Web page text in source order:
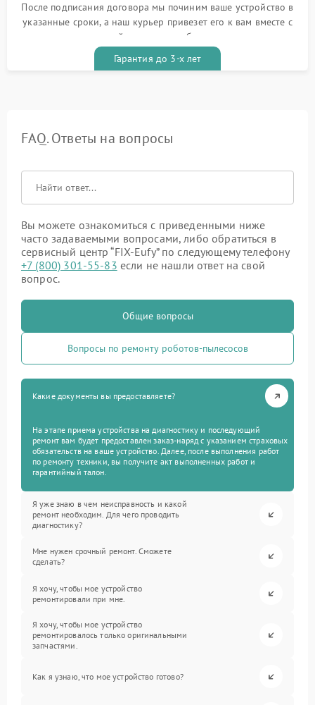
После подписания договора мы починим ваше устройство в
указанные сроки, а наш курьер привезет его к вам вместе с
гарантийным талоном бесплатно
Гарантия до 3-х лет
FAQ. Ответы на вопросы
Вы можете ознакомиться с приведенными ниже
часто задаваемыми вопросами, либо обратиться в
сервисный центр “FIX-Eufy” по следующему телефону
+7 (800) 301-55-83 если не нашли ответ на свой
вопрос.
Общие вопросы
Вопросы по ремонту роботов-пылесосов
Какие документы вы предоставляете?
На этапе приема устройства на диагностику и последующий
ремонт вам будет предоставлен заказ-наряд с указанием страховых
обязательств на ваше устройство. Далее, после выполнения работ
по ремонту техники, вы получите акт выполненных работ и
гарантийный талон.
Я уже знаю в чем неисправность и какой
ремонт необходим. Для чего проводить
диагностику?
Мне нужен срочный ремонт. Сможете
сделать?
Я хочу, чтобы мое устройство
ремонтировали при мне.
Я хочу, чтобы мое устройство
ремонтировалось только оригинальными
запчастями.
Как я узнаю, что мое устройство готово?